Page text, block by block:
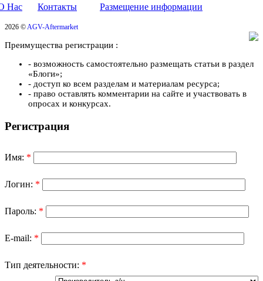
Нас Контакты Размещение информации
2026 ©AGV-Aftermarket
Преимущества регистрации :
- возможность самостоятельно размещать статьи в раздел
«Блоги»;
- доступ ко всем разделам и материалам ресурса;
- право оставлять комментарии на сайте и участвовать в
опросах и конкурсах.
Регистрация
Имя: *
Логин: *
Пароль: *
E-mail: *
Тип деятельности: *